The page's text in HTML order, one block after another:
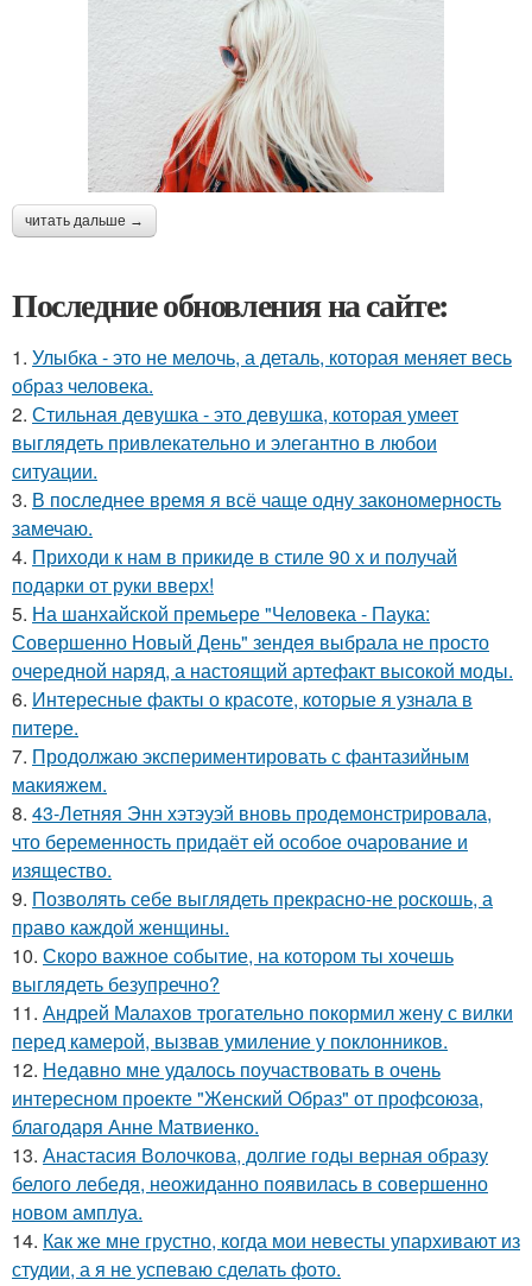
читать дальше →
Последние обновления на сайте:
1. Улыбка - это не мелочь, а деталь, которая меняет весь
образ человека.
2. Стильная девушка - это девушка, которая умеет
выглядеть привлекательно и элегантно в любои
ситуации.
3. В последнее время я всё чаще одну закономерность
замечаю.
4. Приходи к нам в прикиде в стиле 90 х и получай
подарки от руки вверх!
5. На шанхайской премьере "Человека - Паука:
Совершенно Новый День" зендея выбрала не просто
очередной наряд, а настоящий артефакт высокой моды.
6. Интересные факты о красоте, которые я узнала в
питере.
7. Продолжаю экспериментировать с фантазийным
макияжем.
8. 43-Летняя Энн хэтэуэй вновь продемонстрировала,
что беременность придаёт ей особое очарование и
изящество.
9. Позволять себе выглядеть прекрасно-не роскошь, а
право каждой женщины.
10. Скоро важное событие, на котором ты хочешь
выглядеть безупречно?
11. Андрей Малахов трогательно покормил жену с вилки
перед камерой, вызвав умиление у поклонников.
12. Недавно мне удалось поучаствовать в очень
интересном проекте "Женский Образ" от профсоюза,
благодаря Анне Матвиенко.
13. Анастасия Волочкова, долгие годы верная образу
белого лебедя, неожиданно появилась в совершенно
новом амплуа.
14. Как же мне грустно, когда мои невесты упархивают из
студии, а я не успеваю сделать фото.